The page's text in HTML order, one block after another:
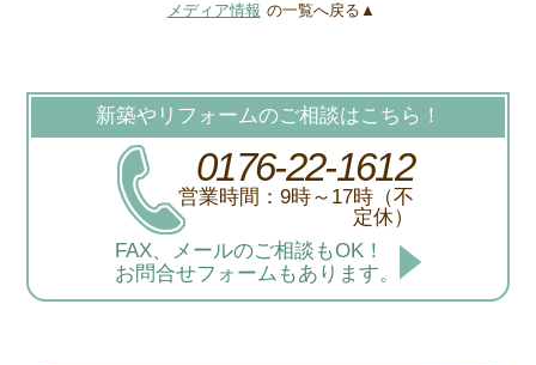
メディア情報 の一覧へ戻る▲
新築やリフォームのご相談はこちら！
0176-22-1612
営業時間：9時～17時（不
定休）
FAX、メールのご相談もOK！
お問合せフォームもあります。